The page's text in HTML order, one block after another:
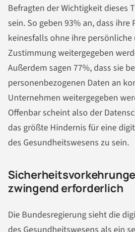
Befragten der Wichtigkeit dieses
sein. So geben 93% an, dass ihre
keinesfalls ohne ihre
Zustimmung weitergegeben
Außerdem sagen 77%, dass sie
personenbezogenen Daten an
Unternehmen weitergegeben
Offenbar scheint also der
das größte Hindernis für eine
des Gesundheitswesens zu sein.
zwingend erforderlich
Die Bundesregierung sieht die